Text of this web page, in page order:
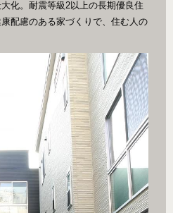
化。耐震等級2以上の長期優良住
配慮のある家づくりで、住む人の